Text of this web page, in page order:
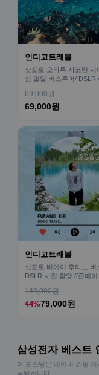
인디고트래블
삿포로 오타루 샤코탄 시
심 일일 버스투어/ DSLR
69,000원
69,000원
인디고트래블
삿포로 비에이 후라노 버
DSLR 사진 촬영 /[준페이
140,000원
44%79,000원
삼성전자 베스트
이 포스팅은 네이버 쇼핑
공받습니다.